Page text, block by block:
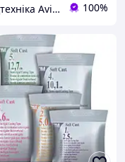
Медтехніка Avicenna medteh-ua.com 100%